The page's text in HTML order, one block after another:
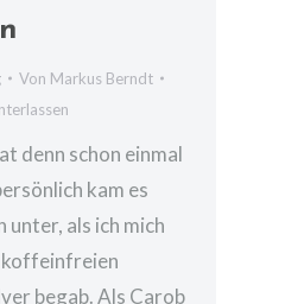
Von Markus Berndt
denn schon einmal
kam es
unter, als ich mich
koffeinfreien
begab. Als Carob